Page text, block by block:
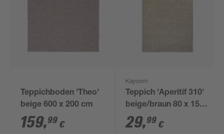
Teppichboden 'Theo'
beige 600 x 200 cm
159,99 €
Kayoom
Teppich 'Aperitif 310'
beige/braun 80 x 150
cm
29,99 €